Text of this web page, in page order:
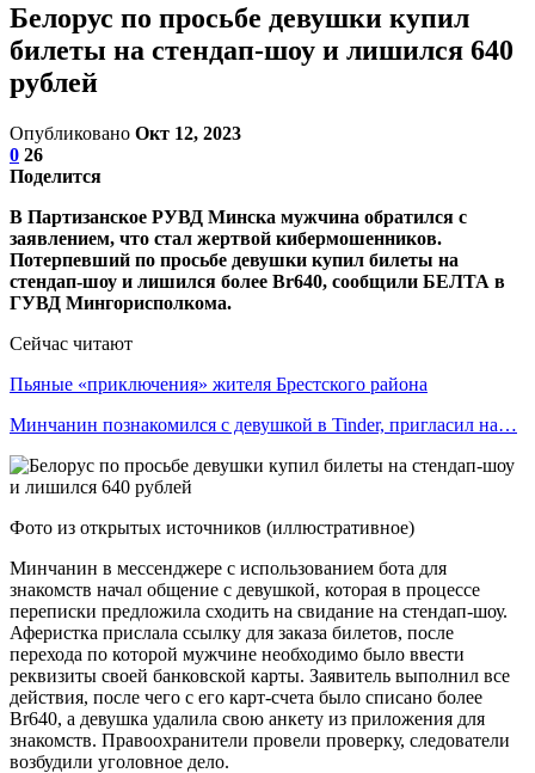
Белорус по просьбе девушки купил
билеты на стендап-шоу и лишился 640
рублей
Опубликовано Окт 12, 2023
0 26
Поделится
В Партизанское РУВД Минска мужчина обратился с
заявлением, что стал жертвой кибермошенников.
Потерпевший по просьбе девушки купил билеты на
стендап-шоу и лишился более Br640, сообщили БЕЛТА в
ГУВД Мингорисполкома.
Сейчас читают
Пьяные «приключения» жителя Брестского района
Минчанин познакомился с девушкой в Tinder, пригласил на…
Фото из открытых источников (иллюстративное)
Минчанин в мессенджере с использованием бота для
знакомств начал общение с девушкой, которая в процессе
переписки предложила сходить на свидание на стендап-шоу.
Аферистка прислала ссылку для заказа билетов, после
перехода по которой мужчине необходимо было ввести
реквизиты своей банковской карты. Заявитель выполнил все
действия, после чего с его карт-счета было списано более
Br640, а девушка удалила свою анкету из приложения для
знакомств. Правоохранители провели проверку, следователи
возбудили уголовное дело.